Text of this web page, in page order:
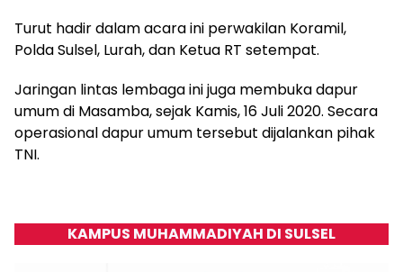
Turut hadir dalam acara ini perwakilan Koramil,
Polda Sulsel, Lurah, dan Ketua RT setempat.
Jaringan lintas lembaga ini juga membuka dapur
umum di Masamba, sejak Kamis, 16 Juli 2020. Secara
operasional dapur umum tersebut dijalankan pihak
TNI.
KAMPUS MUHAMMADIYAH DI SULSEL